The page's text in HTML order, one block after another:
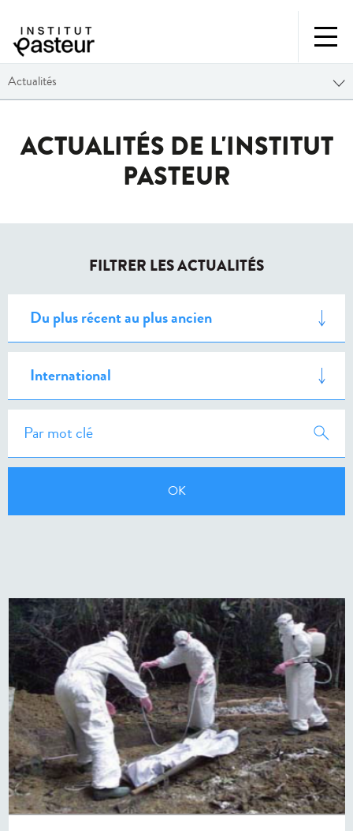
Actualités
ACTUALITÉS DE L'INSTITUT
PASTEUR
FILTRER LES ACTUALITÉS